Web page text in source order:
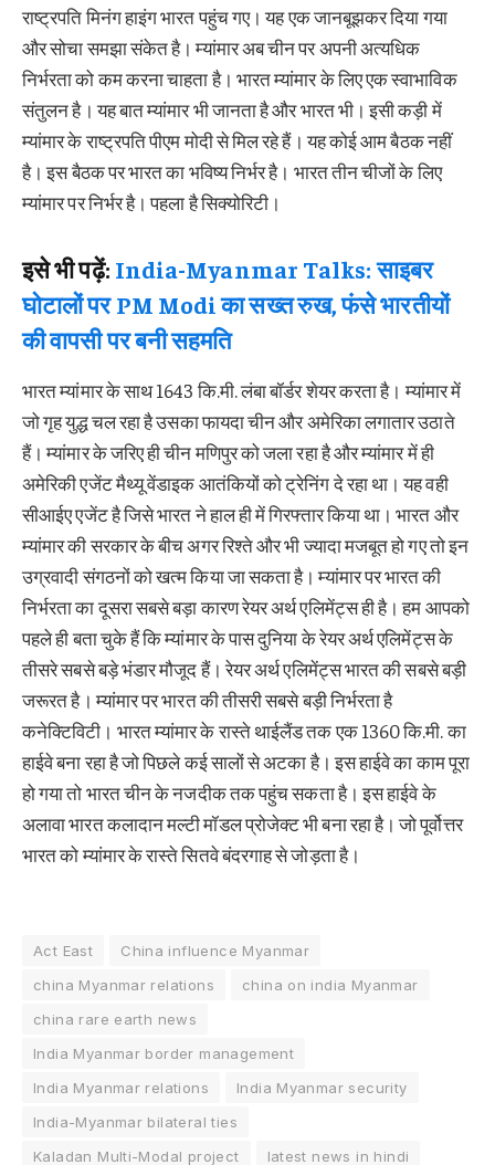
राष्ट्रपति मिनंग हाइंग भारत पहुंच गए। यह एक जानबूझकर दिया गया
और सोचा समझा संकेत है। म्यांमार अब चीन पर अपनी अत्यधिक
निर्भरता को कम करना चाहता है। भारत म्यांमार के लिए एक स्वाभाविक
संतुलन है। यह बात म्यांमार भी जानता है और भारत भी। इसी कड़ी में
म्यांमार के राष्ट्रपति पीएम मोदी से मिल रहे हैं। यह कोई आम बैठक नहीं
है। इस बैठक पर भारत का भविष्य निर्भर है। भारत तीन चीजों के लिए
म्यांमार पर निर्भर है। पहला है सिक्योरिटी।
इसे भी पढ़ें: India-Myanmar Talks: साइबर
घोटालों पर PM Modi का सख्त रुख, फंसे भारतीयों
की वापसी पर बनी सहमति
भारत म्यांमार के साथ 1643 कि.मी. लंबा बॉर्डर शेयर करता है। म्यांमार में
जो गृह युद्ध चल रहा है उसका फायदा चीन और अमेरिका लगातार उठाते
हैं। म्यांमार के जरिए ही चीन मणिपुर को जला रहा है और म्यांमार में ही
अमेरिकी एजेंट मैथ्यू वेंडाइक आतंकियों को ट्रेनिंग दे रहा था। यह वही
सीआईए एजेंट है जिसे भारत ने हाल ही में गिरफ्तार किया था। भारत और
म्यांमार की सरकार के बीच अगर रिश्ते और भी ज्यादा मजबूत हो गए तो इन
उग्रवादी संगठनों को खत्म किया जा सकता है। म्यांमार पर भारत की
निर्भरता का दूसरा सबसे बड़ा कारण रेयर अर्थ एलिमेंट्स ही है। हम आपको
पहले ही बता चुके हैं कि म्यांमार के पास दुनिया के रेयर अर्थ एलिमेंट्स के
तीसरे सबसे बड़े भंडार मौजूद हैं। रेयर अर्थ एलिमेंट्स भारत की सबसे बड़ी
जरूरत है। म्यांमार पर भारत की तीसरी सबसे बड़ी निर्भरता है
कनेक्टिविटी। भारत म्यांमार के रास्ते थाईलैंड तक एक 1360 कि.मी. का
हाईवे बना रहा है जो पिछले कई सालों से अटका है। इस हाईवे का काम पूरा
हो गया तो भारत चीन के नजदीक तक पहुंच सकता है। इस हाईवे के
अलावा भारत कलादान मल्टी मॉडल प्रोजेक्ट भी बना रहा है। जो पूर्वोत्तर
भारत को म्यांमार के रास्ते सितवे बंदरगाह से जोड़ता है।
Act East
China influence Myanmar
china Myanmar relations
china on india Myanmar
china rare earth news
India Myanmar border management
India Myanmar relations
India Myanmar security
India-Myanmar bilateral ties
Kaladan Multi-Modal project
latest news in hindi